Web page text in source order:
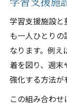
学習支援施設
も一人ひとり
なります。例
着を図り、週
強化する方法が
この組み合わ